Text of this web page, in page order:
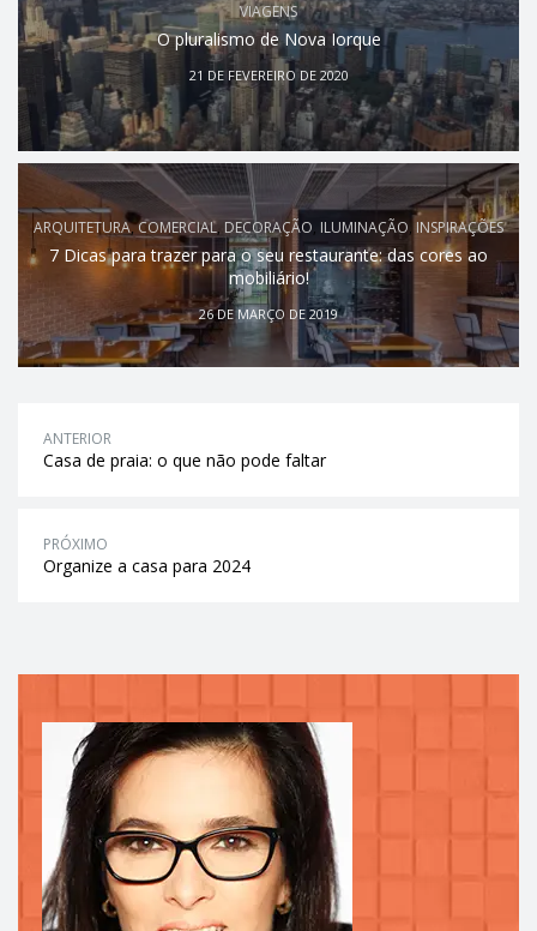
VIAGENS
O pluralismo de Nova Iorque
21 DE FEVEREIRO DE 2020
ARQUITETURA,COMERCIAL, DECORAÇÃO, ILUMINAÇÃO, INSPIRAÇÕES
7 Dicas para trazer para o seu restaurante: das cores ao
mobiliário!
26 DE MARÇO DE 2019
ANTERIOR
Casa de praia: o que não pode faltar
PRÓXIMO
Organize a casa para 2024